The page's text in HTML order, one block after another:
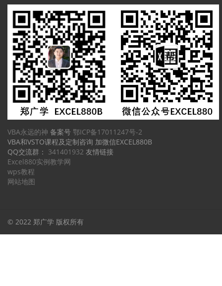
VBA永远的神 备案号 鄂ICP备17011247号-2
VBA和VSTO课程及定制咨询 加微信EXCEL880B
QQ交流群： 341401932 友情链接
Excel880实例教学网
wps教程
网站地图
© 2022 郑广学 版权所有